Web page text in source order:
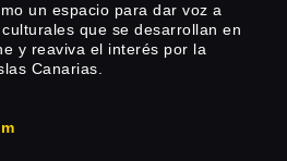
un espacio para dar voz a
que se desarrollan en
y reaviva el interés por la
Canarias.